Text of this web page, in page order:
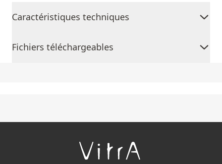
Caractéristiques techniques
Fichiers téléchargeables